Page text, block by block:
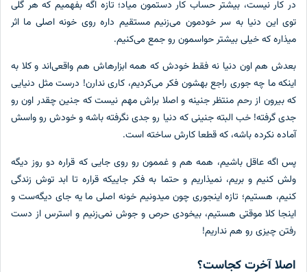
در کار نیست، بیشتر حساب کار دستمون میاد؛ تازه اگه بفهمیم که هر گلی
توی این دنیا به سر خودمون می‌زنیم مستقیم داره روی خونه اصلی ما اثر
میذاره که خیلی بیشتر حواسمون رو جمع می‌کنیم.
بعدش هم اون دنیا نه فقط خودش که همه ابزارهاش هم واقعی‌اند و کلا به
اینکه ما چه جوری راجع بهشون فکر می‌کردیم، کاری ندارن! درست مثل دنیایی
که بیرون از رحم منتظر جنینه و اصلا براش مهم نیست که جنین چقدر اون رو
جدی گرفته! خب البته جنینی که دنیا رو جدی نگرفته باشه و خودش رو واسش
آماده نکرده باشه، که قطعا کارش ساخته است.
پس اگه عاقل باشیم، همه هم و غممون رو روی جایی که قراره دو روز دیگه
ولش کنیم و بریم، نمیذاریم و حتما به فکر جاییکه قراره تا ابد توش زندگی
کنیم، هستیم؛ تازه اینجوری چون میدونیم خونه اصلی ما یه جای دیگه‌ست و
اینجا کلا موقتی هستیم، بیخودی حرص و جوش نمی‌زنیم و استرس از دست
رفتن چیزی رو هم نداریم!
اصلا آخرت کجاست؟